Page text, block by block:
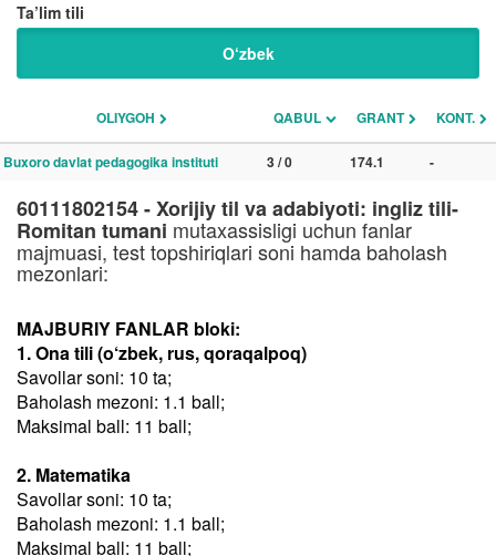
Ta’lim tili
O‘zbek
OLIYGOH QABUL GRANT KONT.
Buxoro davlat pedagogika instituti 3 / 0 174.1 -
60111802154 - Xorijiy til va adabiyoti: ingliz tili-
Romitan tumani mutaxassisligi uchun fanlar
majmuasi, test topshiriqlari soni hamda baholash
mezonlari:
MAJBURIY FANLAR bloki:
1. Ona tili (o‘zbek, rus, qoraqalpoq)
Savollar soni: 10 ta;
Baholash mezoni: 1.1 ball;
Maksimal ball: 11 ball;
2. Matematika
Savollar soni: 10 ta;
Baholash mezoni: 1.1 ball;
Maksimal ball: 11 ball;